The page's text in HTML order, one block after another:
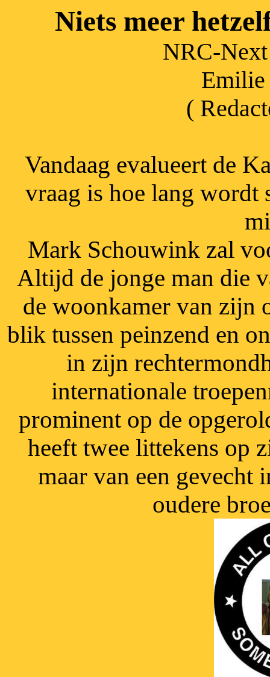
Niets meer
NRC-
Emilie
(
Vandaag evalueert de
vraag is hoe lang wordt
Mark Schouwink zal
Altijd de jonge man die
de woonkamer van
blik tussen peinzend en
in zijn
internationale
prominent op de
heeft twee littekens op
maar van een
oudere